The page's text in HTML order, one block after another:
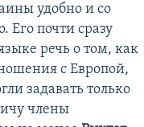
удобно и со
Его почти сразу
речь о том, как
с Европой,
задавать только
члены